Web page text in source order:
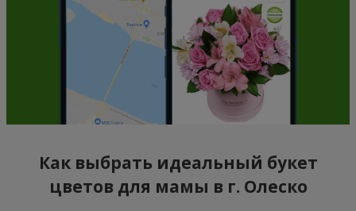
Как выбрать идеальный букет
цветов для мамы в г. Олеско